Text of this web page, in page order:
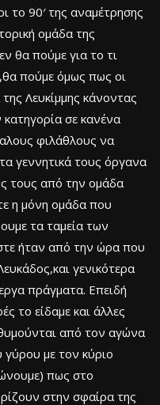
το 90′ της αναμέτρησης
ομάδα της
θα πούμε για το τι
πούμε όμως πως οι
Λευκίμμης κάνοντας
σε κανένα
φιλάθλους να
γεννητικά τους όργανα
τους από την ομάδα
η μόνη ομάδα που
τα ταμεία των
ήταν από την ώρα που
γενικότερα
πράγματα. Επειδή
το είδαμε και άλλες
από τον αγώνα
με τον κύριο
πως στο
στην σφαίρα της